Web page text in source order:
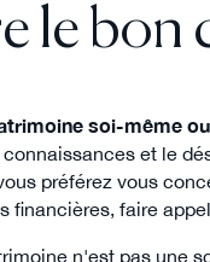
le bon
soi-même
et le
préférez vous
financières, faire
n'est pas une